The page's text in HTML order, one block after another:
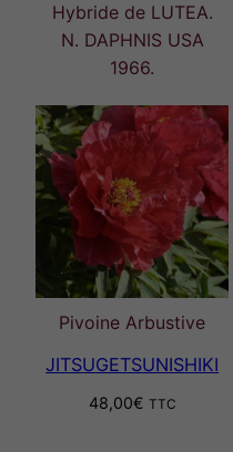
Hybride de LUTEA.
N. DAPHNIS USA
1966.
Pivoine Arbustive
JITSUGETSUNISHIKI
48,00€ TTC